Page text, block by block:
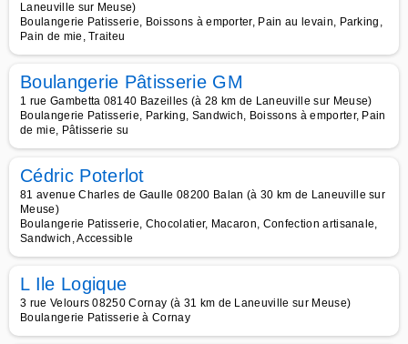
Laneuville sur Meuse)
Boulangerie Patisserie, Boissons à emporter, Pain au levain, Parking,
Pain de mie, Traiteu
Boulangerie Pâtisserie GM
1 rue Gambetta 08140 Bazeilles (à 28 km de Laneuville sur Meuse)
Boulangerie Patisserie, Parking, Sandwich, Boissons à emporter, Pain
de mie, Pâtisserie su
Cédric Poterlot
81 avenue Charles de Gaulle 08200 Balan (à 30 km de Laneuville sur
Meuse)
Boulangerie Patisserie, Chocolatier, Macaron, Confection artisanale,
Sandwich, Accessible
L Ile Logique
3 rue Velours 08250 Cornay (à 31 km de Laneuville sur Meuse)
Boulangerie Patisserie à Cornay